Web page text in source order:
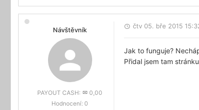
Návštěvník
PAYOUT CASH:
0,00
Hodnocení: 0
čtv 05. bře 2015
Jak to funguje?
Přidal jsem tam